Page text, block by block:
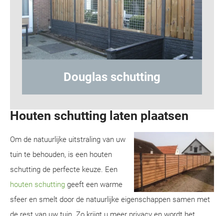
Hout-betonschutting
Houten schutting laten plaatsen
Om de natuurlijke uitstraling van uw
tuin te behouden, is een houten
schutting de perfecte keuze. Een
houten schutting geeft een warme
sfeer en smelt door de natuurlijke eigenschappen samen met